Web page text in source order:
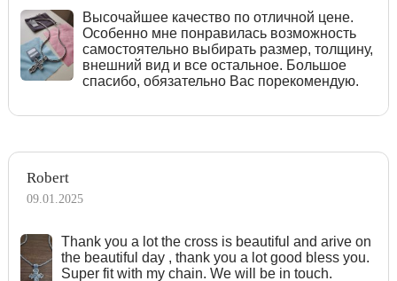
Высочайшее качество по отличной цене.
Особенно мне понравилась возможность
самостоятельно выбирать размер, толщину,
внешний вид и все остальное. Большое
спасибо, обязательно Вас порекомендую.
Robert
09.01.2025
Тhank you a lot the cross is beautiful and arive on
the beautiful day , thank you a lot good bless you.
Super fit with my chain. We will be in touch.